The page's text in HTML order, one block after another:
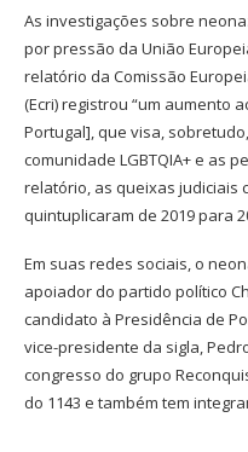
As investigações sobre
por pressão da União
relatório da Comissão
(Ecri) registrou “um aumento
Portugal], que visa,
comunidade LGBTQIA+ e as
relatório, as queixas judiciais
quintuplicaram de 2019 para
Em suas redes sociais, o
apoiador do partido político
candidato à Presidência de
vice-presidente da sigla,
congresso do grupo
do 1143 e também tem